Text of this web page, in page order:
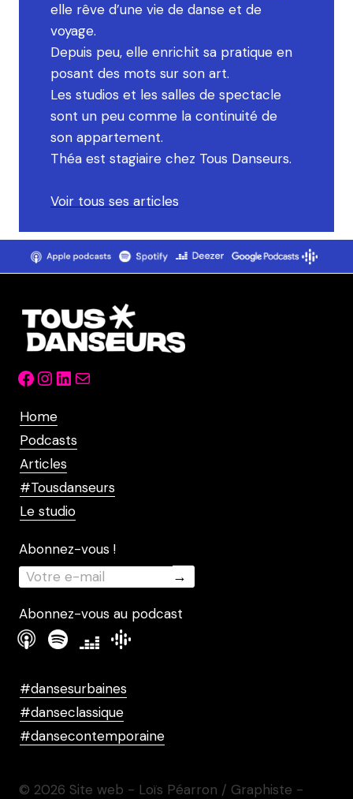
elle rêve d’une vie de danse et de
voyage.
Depuis peu, elle enrichit sa pratique en
posant des mots sur son art.
Les studios et les salles de spectacle
sont un peu comme la continuité de
son appartement.
Théa est stagiaire chez Tous Danseurs.
Voir tous ses articles
Facebook
Instagram
LinkedIn
Mail
Home
Podcasts
Articles
#Tousdanseurs
Le studio
Abonnez-vous !
Abonnez-vous au podcast
#dansesurbaines
#danseclassique
#dansecontemporaine
© 2026 Site web - Loïs Péarron / Graphiste -